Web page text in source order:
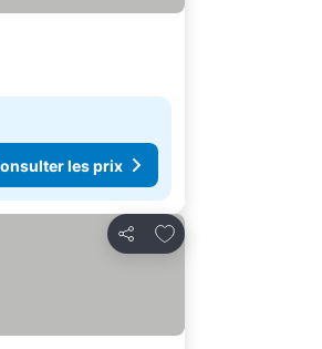
les prix
Partager
Ajouter à mes favoris